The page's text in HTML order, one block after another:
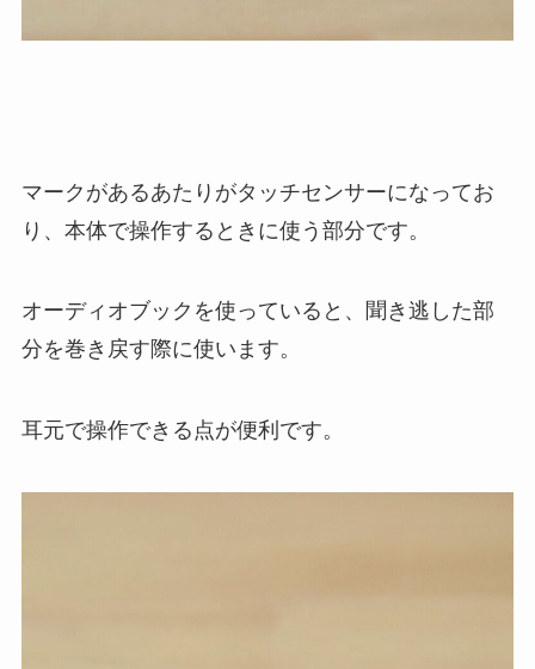
マークがあるあたりがタッチセンサーになってお
り、本体で操作するときに使う部分です。
オーディオブックを使っていると、聞き逃した部
分を巻き戻す際に使います。
耳元で操作できる点が便利です。